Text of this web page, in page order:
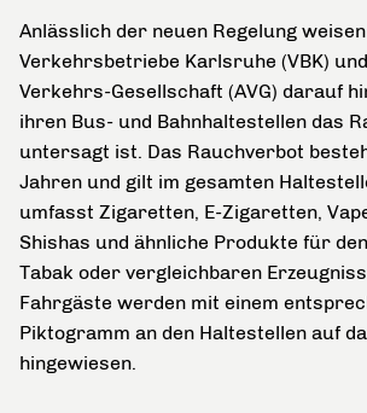
Anlässlich der neuen Regelung
Verkehrsbetriebe Karlsruhe (VBK)
Verkehrs-Gesellschaft (AVG) darauf
ihren Bus- und Bahnhaltestellen das
untersagt ist. Das Rauchverbot
Jahren und gilt im gesamten
umfasst Zigaretten, E-Zigaretten,
Shishas und ähnliche Produkte für
Tabak oder vergleichbaren
Fahrgäste werden mit einem
Piktogramm an den Haltestellen auf
hingewiesen.